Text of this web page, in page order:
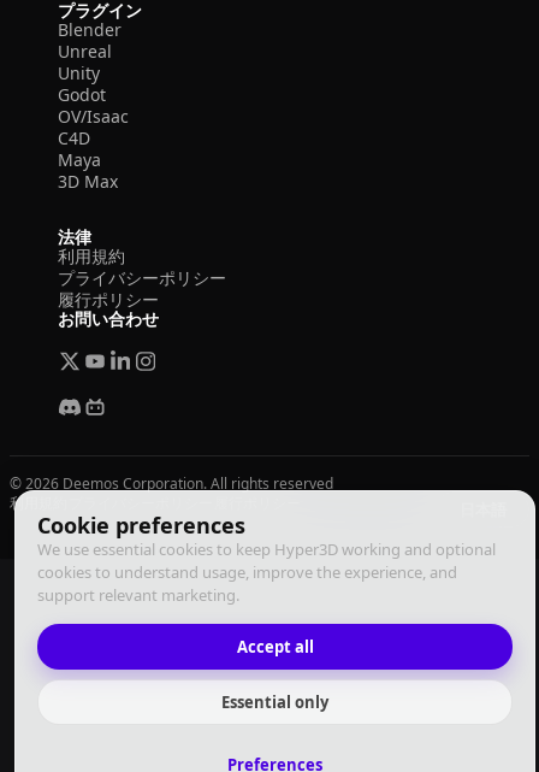
Cookie preferences
We use essential cookies to keep Hyper3D working and optional
cookies to understand usage, improve the experience, and
support relevant marketing.
Accept all
Essential only
Preferences
プラグイン
Blender
Unreal
Unity
Godot
OV/Isaac
C4D
Maya
3D Max
法律
利用規約
プライバシーポリシー
履行ポリシー
お問い合わせ
© 2026 Deemos Corporation. All rights reserved
利用規約